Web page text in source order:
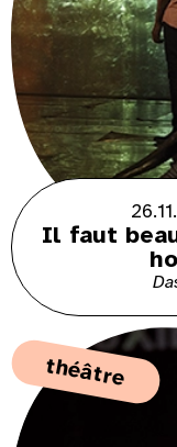
Il faut
théâtre